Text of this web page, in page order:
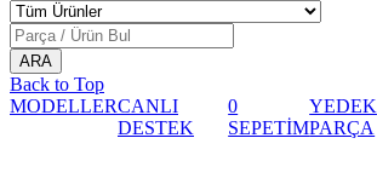
Back to Top
MODELLERCANLI
DESTEK
0
SEPETİM
YEDEK
PARÇA